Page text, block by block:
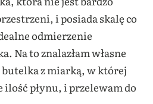
i posiada skalę co
odmierzenie
Na to znalazłam własne
butelka z miarką, w której
ilość płynu, i przelewam do